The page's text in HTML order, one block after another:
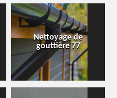
Nettoyage de
gouttière 77